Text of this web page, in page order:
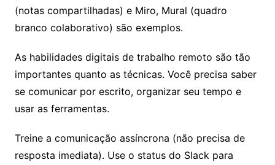
(notas compartilhadas) e Miro, Mural (quadro
branco colaborativo) são exemplos.
As habilidades digitais de trabalho remoto são tão
importantes quanto as técnicas. Você precisa saber
se comunicar por escrito, organizar seu tempo e
usar as ferramentas.
Treine a comunicação assíncrona (não precisa de
resposta imediata). Use o status do Slack para